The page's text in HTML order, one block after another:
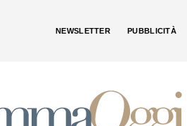
NEWSLETTER PUBBLICITÀ